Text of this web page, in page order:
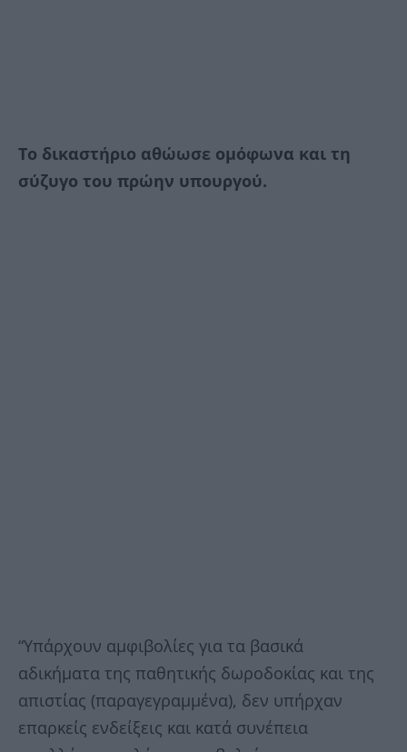
Το δικαστήριο αθώωσε ομόφωνα και τη
σύζυγο του πρώην υπουργού.
“Υπάρχουν αμφιβολίες για τα βασικά
αδικήματα της παθητικής δωροδοκίας και της
απιστίας (παραγεγραμμένα), δεν υπήρχαν
επαρκείς ενδείξεις και κατά συνέπεια